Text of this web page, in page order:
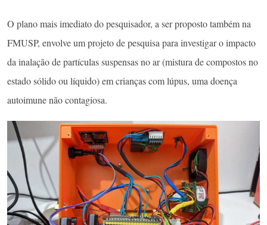
O plano mais imediato do pesquisador, a ser proposto também na
FMUSP, envolve um projeto de pesquisa para investigar o impacto
da inalação de partículas suspensas no ar (mistura de compostos no
estado sólido ou líquido) em crianças com lúpus, uma doença
autoimune não contagiosa.